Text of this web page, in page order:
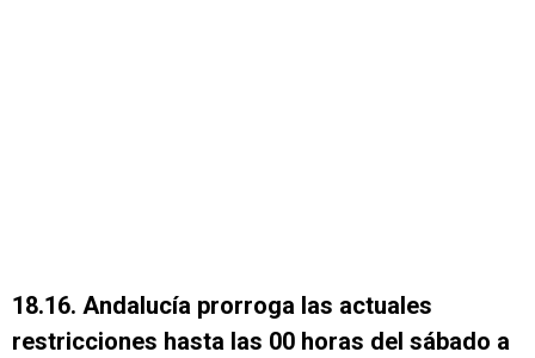
18.16. Andalucía prorroga las actuales
restricciones hasta las 00 horas del sábado a